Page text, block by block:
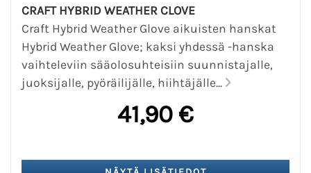
CRAFT HYBRID WEATHER CLOVE
Craft Hybrid Weather Glove aikuisten hanskat
Hybrid Weather Glove; kaksi yhdessä -hanska
vaihteleviin sääolosuhteisiin suunnistajalle,
juoksijalle, pyöräilijälle, hiihtäjälle...
41,90 €